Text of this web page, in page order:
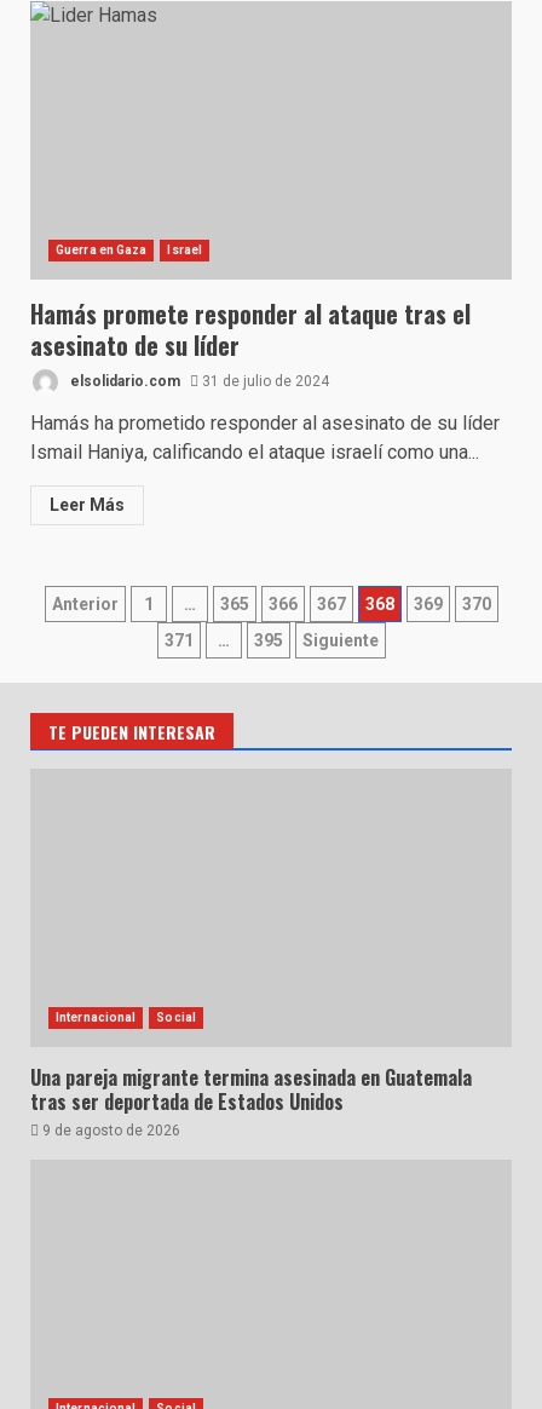
Guerra en Gaza Israel
Hamás promete responder al ataque tras el
asesinato de su líder
elsolidario.com 31 de julio de 2024
Hamás ha prometido responder al asesinato de su líder
Ismail Haniya, calificando el ataque israelí como una...
Leer Más
Paginación
entradas
Anterior 1 … 365 366 367 368 369
370
371
… 395 Siguiente
TE PUEDEN INTERESAR
Internacional Social
Una pareja migrante termina asesinada en Guatemala
tras ser deportada de Estados Unidos
9 de agosto de 2026